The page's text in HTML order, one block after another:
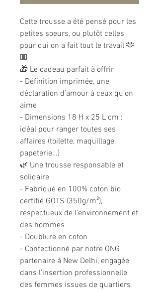
Cette trousse a été pensé pour les
petites soeurs, ou plutôt celles
pour qui on a fait tout le travail 🫶
🏼
🎁 Le cadeau parfait à offrir
- Définition imprimée, une
déclaration d’amour à ceux qu’on
aime
- Dimensions 18 H x 25 L cm :
idéal pour ranger toutes ses
affaires (toilette, maquillage,
papeterie…)
🌿 Une trousse responsable et
solidaire
- Fabriqué en 100% coton bio
certifié GOTS (350g/m²),
respectueux de l’environnement et
des hommes
- Doublure en coton
- Confectionné par notre ONG
partenaire à New Delhi, engagée
dans l’insertion professionnelle
des femmes issues de quartiers